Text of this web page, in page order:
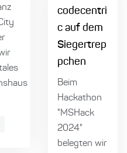
codecentri
c auf dem
Siegertrep
pchen
Beim
Hackathon
"MSHack
2024"
belegten wir